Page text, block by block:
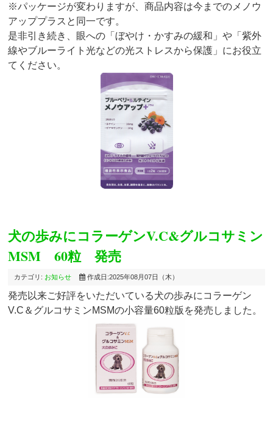
※パッケージが変わりますが、商品内容は今までのメノウ
アッププラスと同一です。
是非引き続き、眼への「ぼやけ・かすみの緩和」や「紫外
線やブルーライト光などの光ストレスから保護」にお役立
てください。
犬の歩みにコラーゲンV.C&グルコサミン
MSM 60粒 発売
カテゴリ: お知らせ 作成日:2025年08月07日（木）
発売以来ご好評をいただいている犬の歩みにコラーゲン
V.C＆グルコサミンMSMの小容量60粒版を発売しました。